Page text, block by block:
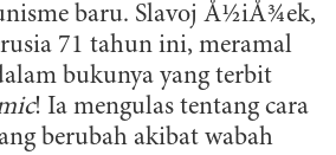
baru. Slavoj Å½iÅ¾ek,
71 tahun ini, meramal
bukunya yang terbit
! Ia mengulas tentang cara
berubah akibat wabah